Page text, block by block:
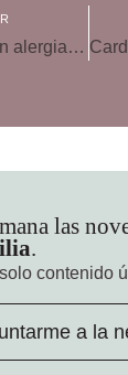
Niños con alergia a la leche
las
.
solo contenido
a la